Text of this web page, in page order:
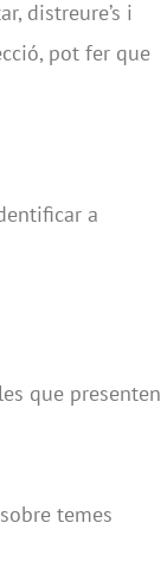
distreure’s i
pot fer que
a
que presenten
temes